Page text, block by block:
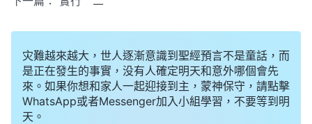
灾難越來越大，世人逐漸意識到聖經預言不是童話，而
是正在發生的事實，没有人確定明天和意外哪個會先
來。如果你想和家人一起迎接到主，蒙神保守，請點擊
WhatsApp或者Messenger加入小組學習，不要等到明
天。